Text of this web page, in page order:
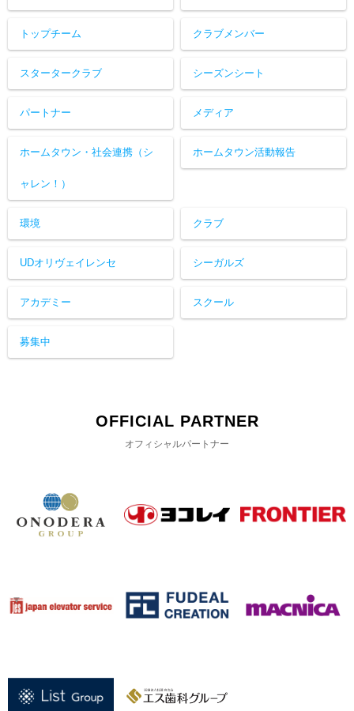
トップチーム クラブメンバー
スタータークラブ シーズンシート
パートナー メディア
ホームタウン・社会連携（シ
ャレン！）
ホームタウン活動報告
環境 クラブ
UDオリヴェイレンセ シーガルズ
アカデミー スクール
募集中
OFFICIAL PARTNER
オフィシャルパートナー